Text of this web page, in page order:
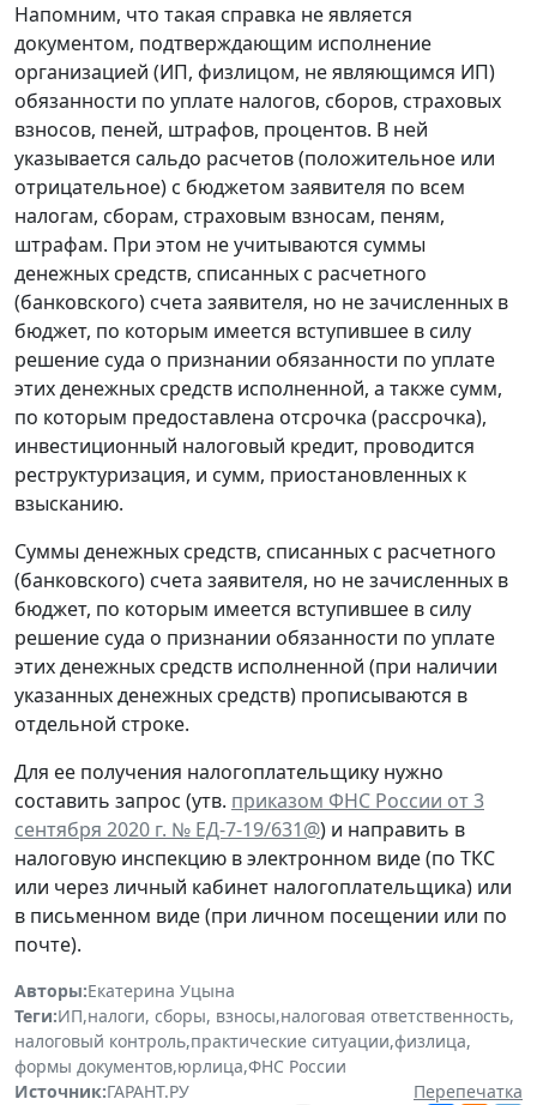
Напомним, что такая справка не является
документом, подтверждающим исполнение
организацией (ИП, физлицом, не являющимся ИП)
обязанности по уплате налогов, сборов, страховых
взносов, пеней, штрафов, процентов. В ней
указывается сальдо расчетов (положительное или
отрицательное) с бюджетом заявителя по всем
налогам, сборам, страховым взносам, пеням,
штрафам. При этом не учитываются суммы
денежных средств, списанных с расчетного
(банковского) счета заявителя, но не зачисленных в
бюджет, по которым имеется вступившее в силу
решение суда о признании обязанности по уплате
этих денежных средств исполненной, а также сумм,
по которым предоставлена отсрочка (рассрочка),
инвестиционный налоговый кредит, проводится
реструктуризация, и сумм, приостановленных к
взысканию.
Суммы денежных средств, списанных с расчетного
(банковского) счета заявителя, но не зачисленных в
бюджет, по которым имеется вступившее в силу
решение суда о признании обязанности по уплате
этих денежных средств исполненной (при наличии
указанных денежных средств) прописываются в
отдельной строке.
Для ее получения налогоплательщику нужно
составить запрос (утв. приказом ФНС России от 3
сентября 2020 г. № ЕД-7-19/631@) и направить в
налоговую инспекцию в электронном виде (по ТКС
или через личный кабинет налогоплательщика) или
в письменном виде (при личном посещении или по
почте).
Авторы:Екатерина Уцына
Теги:ИП,налоги, сборы, взносы,налоговая ответственность,
налоговый контроль,практические ситуации,физлица,
формы документов,юрлица,ФНС России
Источник:ГАРАНТ.РУ
Перепечатка